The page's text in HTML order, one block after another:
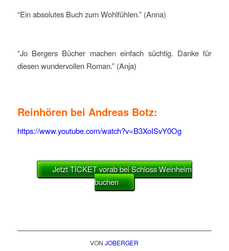
“Ein absolutes Buch zum Wohlfühlen.” (Anna)
“Jo Bergers Bücher machen einfach süchtig. Danke für
diesen wundervollen Roman.” (Anja)
Reinhören bei Andreas Botz:
https://www.youtube.com/watch?v=B3XoISvY0Og
Jetzt TICKET vorab bei Schloss Weinheim
buchen
VONJOBERGER